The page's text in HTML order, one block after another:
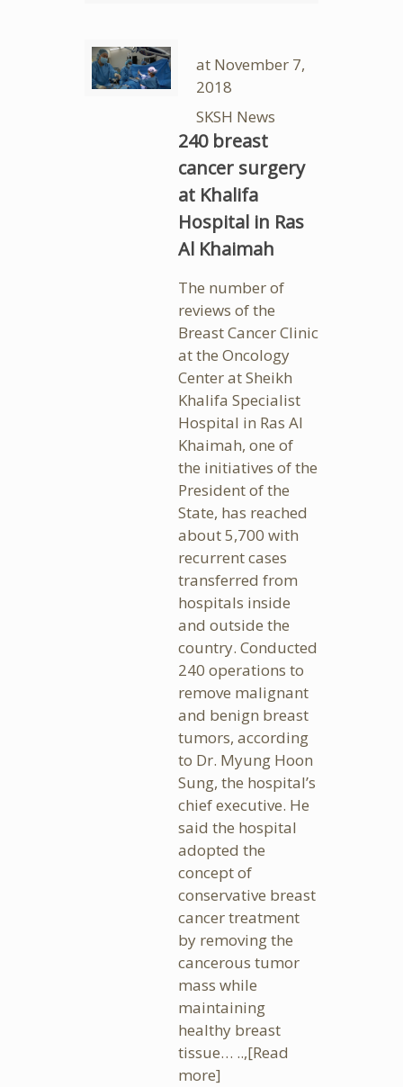
at November 7,
2018
SKSH News
240 breast
cancer surgery
at Khalifa
Hospital in Ras
Al Khaimah
The number of
reviews of the
Breast Cancer Clinic
at the Oncology
Center at Sheikh
Khalifa Specialist
Hospital in Ras Al
Khaimah, one of
the initiatives of the
President of the
State, has reached
about 5,700 with
recurrent cases
transferred from
hospitals inside
and outside the
country. Conducted
240 operations to
remove malignant
and benign breast
tumors, according
to Dr. Myung Hoon
Sung, the hospital’s
chief executive. He
said the hospital
adopted the
concept of
conservative breast
cancer treatment
by removing the
cancerous tumor
mass while
maintaining
healthy breast
tissue… ..,[Read
more]